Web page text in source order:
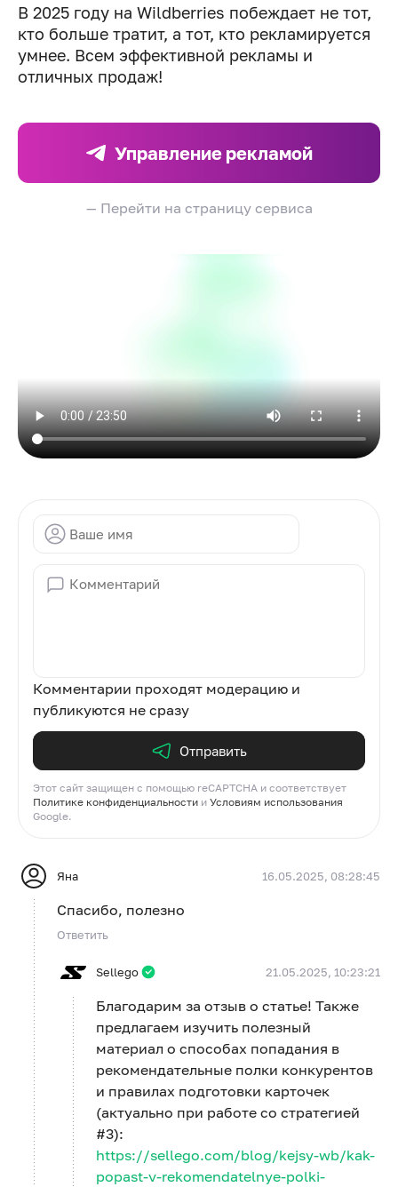
В 2025 году на Wildberries побеждает не тот,
кто больше тратит, а тот, кто рекламируется
умнее. Всем эффективной рекламы и
отличных продаж!
Управление рекламой
— Перейти на страницу сервиса
Комментарии проходят модерацию и
публикуются не сразу
Отправить
Этот сайт защищен с помощью reCAPTCHA и соответствует
Политике конфиденциальности и Условиям использования
Google.
Яна 16.05.2025, 08:28:45
Спасибо, полезно
Ответить
Sellego 21.05.2025, 10:23:21
Благодарим за отзыв о статье! Также
предлагаем изучить полезный
материал о способах попадания в
рекомендательные полки конкурентов
и правилах подготовки карточек
(актуально при работе со стратегией
#3):
https://sellego.com/blog/kejsy-wb/kak-
popast-v-rekomendatelnye-polki-